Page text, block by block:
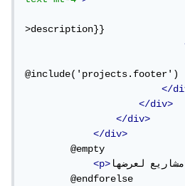
>description}}
@include('projects.footer')
</
</div>
</div>
</div>
        @empty
<p> لعرضها
        @endforelse